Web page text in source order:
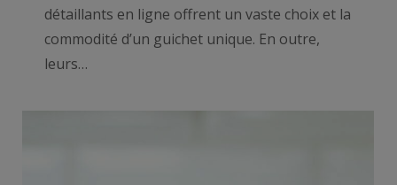
détaillants en ligne offrent un vaste choix et la
commodité d’un guichet unique. En outre,
leurs…